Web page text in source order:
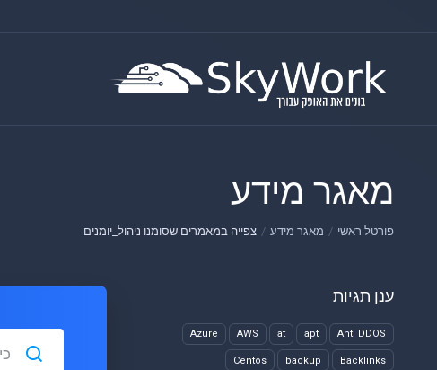
מאגר מידע
פורטל ראשי מאגר מידע צפייה במאמרים שסומנו ניהול_יומנים
ענן תגיות
Anti DDOS
apt
at
AWS
Azure
Backlinks
backup
Centos